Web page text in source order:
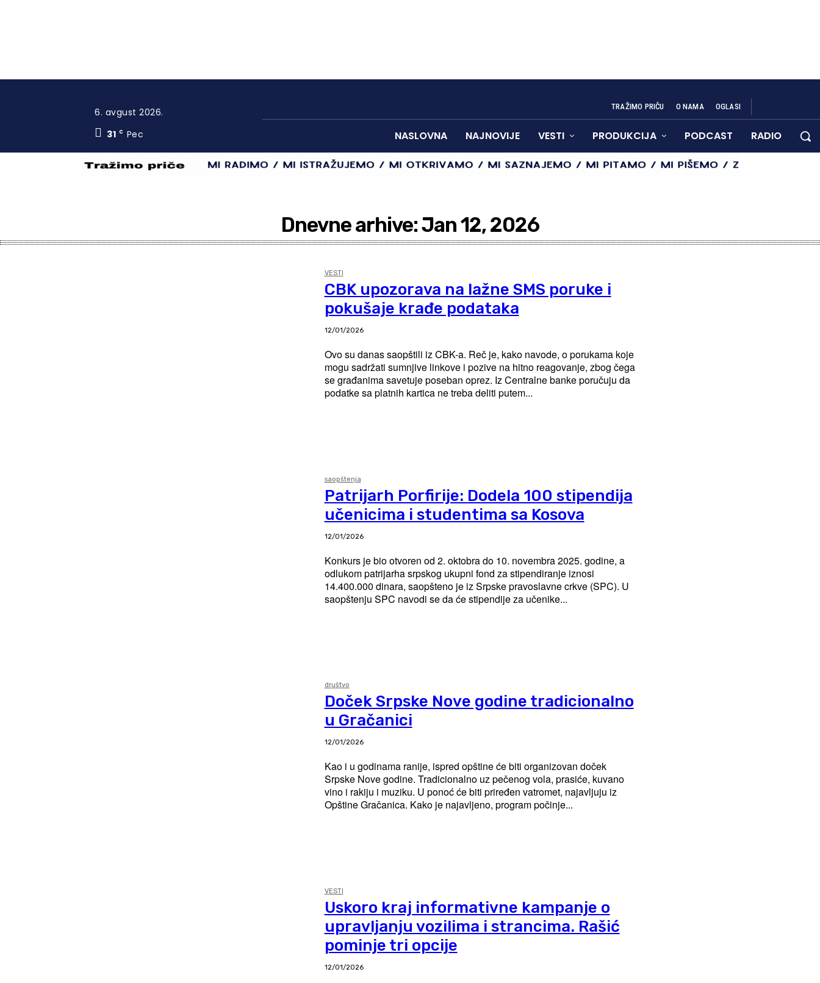
6. avgust 2026.
31 C Pec
TRAŽIMO PRIČU O NAMA OGLASI
NASLOVNA NAJNOVIJE VESTI PRODUKCIJA PODCAST RADIO
Dnevne arhive: Jan 12, 2026
VESTI
CBK upozorava na lažne SMS poruke i
pokušaje krađe podataka
12/01/2026
Ovo su danas saopštili iz CBK-a. Reč je, kako navode, o porukama koje
mogu sadržati sumnjive linkove i pozive na hitno reagovanje, zbog čega
se građanima savetuje poseban oprez. Iz Centralne banke poručuju da
podatke sa platnih kartica ne treba deliti putem...
saopštenja
Patrijarh Porfirije: Dodela 100 stipendija
učenicima i studentima sa Kosova
12/01/2026
Konkurs je bio otvoren od 2. oktobra do 10. novembra 2025. godine, a
odlukom patrijarha srpskog ukupni fond za stipendiranje iznosi
14.400.000 dinara, saopšteno je iz Srpske pravoslavne crkve (SPC). U
saopštenju SPC navodi se da će stipendije za učenike...
društvo
Doček Srpske Nove godine tradicionalno
u Gračanici
12/01/2026
Kao i u godinama ranije, ispred opštine će biti organizovan doček
Srpske Nove godine. Tradicionalno uz pečenog vola, prasiće, kuvano
vino i rakiju i muziku. U ponoć će biti priređen vatromet, najavljuju iz
Opštine Gračanica. Kako je najavljeno, program počinje...
VESTI
Uskoro kraj informativne kampanje o
upravljanju vozilima i strancima. Rašić
pominje tri opcije
12/01/2026